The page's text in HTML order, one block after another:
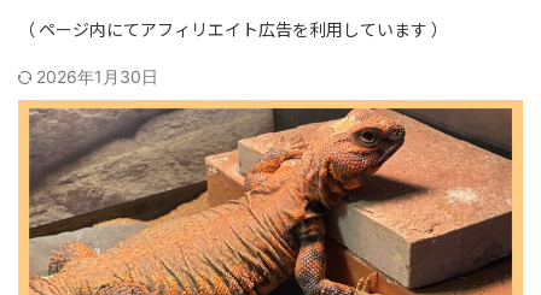
2026年1月30日